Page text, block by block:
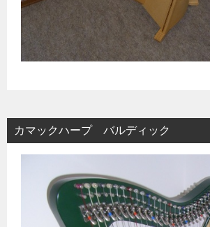
カマックハープ バルディック